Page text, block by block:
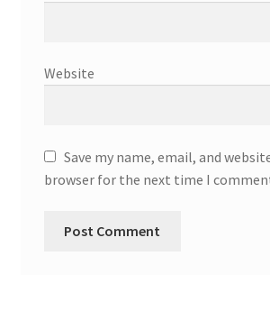
Website
Save my name, email, and
browser for the next time I